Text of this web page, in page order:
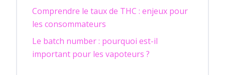
Comprendre le taux de THC : enjeux pour
les consommateurs
Le batch number : pourquoi est-il
important pour les vapoteurs ?